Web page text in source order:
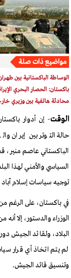
مواضيع ذات صلة
الوساطة الباكستانية بين
باكستان: الحصار البحري
محادثة هاتفية بين وزيري
الوقت- إن أدوار
حالة التوتر بين إيران
الباكستاني عاصم
السياسي والأمني ​​لهذا
توجيه سياسات إسلام
في باكستان، على الرغم
الوزراء والدستور، إلا
البلاد، ولقائد الجيش
لم يتم اتخاذ أي قرار
وتنسيق قائد الجيش.